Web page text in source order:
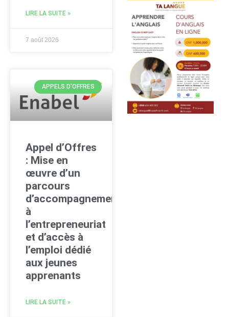
LIRE LA SUITE »
7 août 2026
APPELS D'OFFRES
Appel d’Offres
: Mise en
œuvre d’un
parcours
d’accompagnement
à
l’entrepreneuriat
et d’accès à
l’emploi dédié
aux jeunes
apprenants
LIRE LA SUITE »